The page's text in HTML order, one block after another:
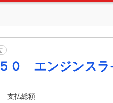
５０ エンジンス
支払総額